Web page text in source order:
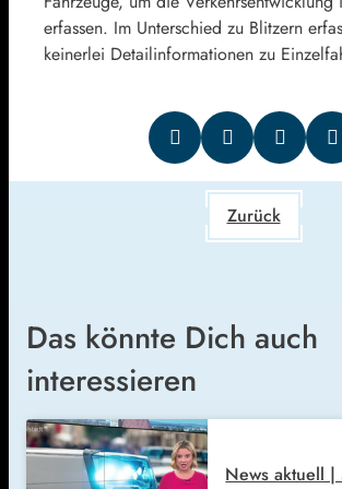
erfassen. Im Unterschied zu Blitzern
keinerlei Detailinformationen zu
Zurück
Das könnte Dich auch
interessieren
News aktuell